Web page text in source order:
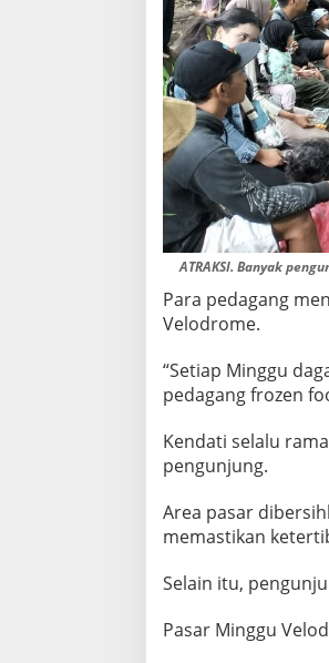
ATRAKSI. Banyak
Para pedagang
Velodrome.
“Setiap Minggu
pedagang frozen
Kendati selalu
pengunjung.
Area pasar
memastikan
Selain itu,
Pasar Minggu